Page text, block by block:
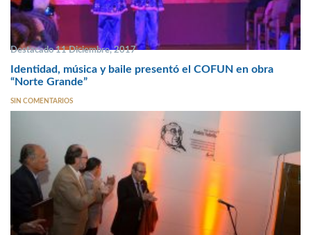
Destacado 11 Diciembre, 2017
Identidad, música y baile presentó el COFUN en obra
“Norte Grande”
SIN COMENTARIOS